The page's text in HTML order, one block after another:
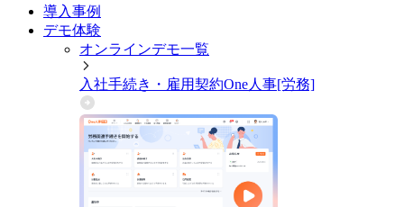
導入事例
デモ体験
オンラインデモ一覧
入社手続き・雇用契約One人事[労務]